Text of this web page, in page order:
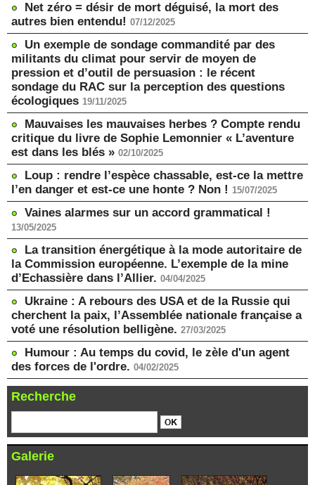
Net zéro = désir de mort déguisé, la mort des
autres bien entendu! 07/12/2025
Un exemple de sondage commandité par des
militants du climat pour servir de moyen de
pression et d’outil de persuasion : le récent
sondage du RAC sur la perception des questions
écologiques 19/11/2025
Mauvaises les mauvaises herbes ? Compte rendu
critique du livre de Sophie Lemonnier « L’aventure
est dans les blés » 02/10/2025
Loup : rendre l’espèce chassable, est-ce la mettre
l’en danger et est-ce une honte ? Non ! 15/07/2025
Vaines alarmes sur un accord grammatical !
13/05/2025
La transition énergétique à la mode autoritaire de
la Commission européenne. L’exemple de la mine
d’Echassière dans l’Allier. 04/04/2025
Ukraine : A rebours des USA et de la Russie qui
cherchent la paix, l’Assemblée nationale française a
voté une résolution belligène. 27/03/2025
Humour : Au temps du covid, le zèle d'un agent
des forces de l'ordre. 04/02/2025
Recherche
Galerie